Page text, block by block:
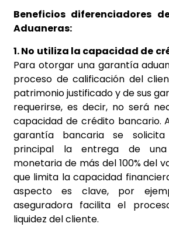
Beneficios diferenciadores
Aduaneras:
1. No utiliza la capacidad de
Para otorgar una garantía
proceso de calificación del
patrimonio justificado y de sus
requerirse, es decir, no será
capacidad de crédito bancario.
garantía bancaria se
principal la entrega de una
monetaria de más del 100% del
que limita la capacidad
aspecto es clave, por
aseguradora facilita el
liquidez del cliente.